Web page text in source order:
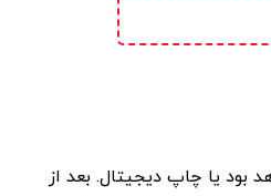
یا چاپ دیجیتال. بعد از